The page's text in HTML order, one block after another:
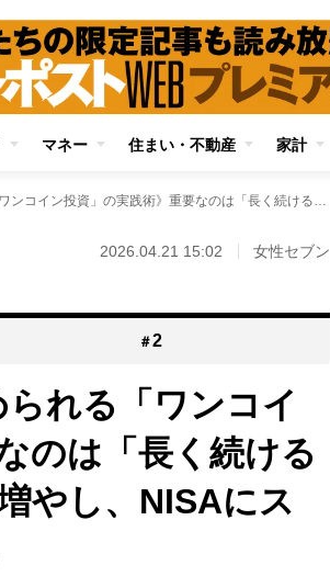
マネー 住まい・不動産 家計
《100円や500円から始められる「ワンコイン投資」の実践術》重要なのは「長く続けること」 投資額を徐々に増やし、NISAにステップアップする道筋も
2026.04.21 15:02 女性セブン
＃2
られる「ワンコイ
のは「長く続ける
やし、NISAにス